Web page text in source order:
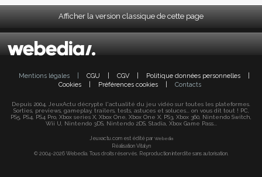
Afficher la version classique de cette page
Mentions légales CGU CGV Politique données personnelles
Cookies
Préférences cookies Contacts
Depuis 2004, JeuxActu décrypte l'actualité du jeu vidéo sur toutes les plateformes.
Sorties, previews, gameplay, trailers, tests, astuces et soluces... on vous dit tout ! PC,
PS5, PS4, PS4 Pro, Xbox series X, Xbox One, Xbox One X, PS3, Xbox 360, Nintendo Switch,
Wii U, Nintendo 3DS, Nintendo 2DS, Stadia, Xbox Game Pass...
Jeuxactu.com est édité par Webedia
Réalisation Vitalyn
© 2004-2026 Webedia. Tous droits réservés. Reproduction interdite sans autorisation.